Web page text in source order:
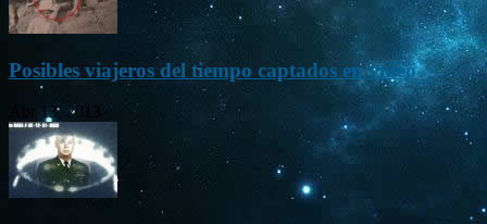
Posibles viajeros del tiempo captados en vídeo
Abr 13, 2013